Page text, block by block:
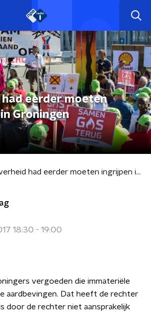
had eerder moeten
Groningen
Overheid had eerder moeten ingrijpen in Groningen
18:30 - 19:00
vergoeden die immateriële
aardbevingen. Dat heeft de rechter
door de rechter niet aansprakelijk